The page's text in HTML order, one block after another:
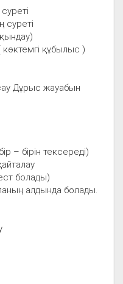
суреті
құбылыс )
Дұрыс жауабын
– бірін тексереді)
болады)
алдында болады.